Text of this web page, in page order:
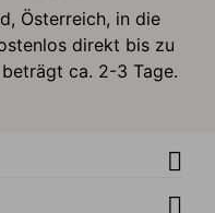
Österreich, in die
direkt bis zu
ca. 2-3 Tage.